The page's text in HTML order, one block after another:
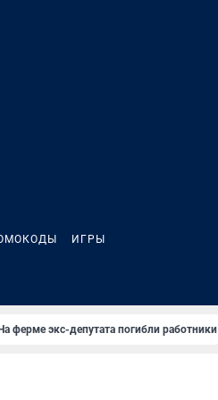
ИГРЫ
ферме экс-депутата погибли работники